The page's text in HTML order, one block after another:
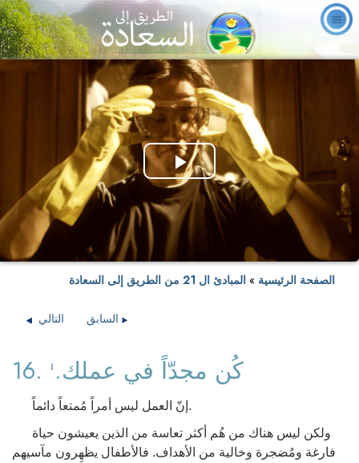
Play
Video
الصفحة الرئيسية » المبادئ ال 21 من الطريق إلى السعادة
التالي السابق
16. كُن مجدّاً في عملك. 1
إنّ العمل ليس أمراً مُمتعاً دائماً.
ولكن ليس هناك من هُم أكثر تعاسة من الذين يعيشون حياة
فارغة ومُضجرة وخالية من الأهداف. فالأطفال يظهِرون مآسيهم